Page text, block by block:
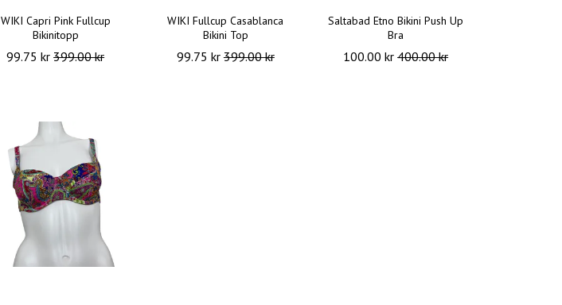
WIKI Capri Pink Fullcup
Bikinitopp
99.75 kr399.00 kr
WIKI Fullcup Casablanca
Bikini Top
99.75 kr399.00 kr
Saltabad Etno Bikini Push Up
Bra
100.00 kr400.00 kr